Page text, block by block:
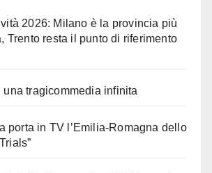
2026: Milano è la provincia più
Trento resta il punto di riferimento
tragicommedia infinita
porta in TV l’Emilia-Romagna dello